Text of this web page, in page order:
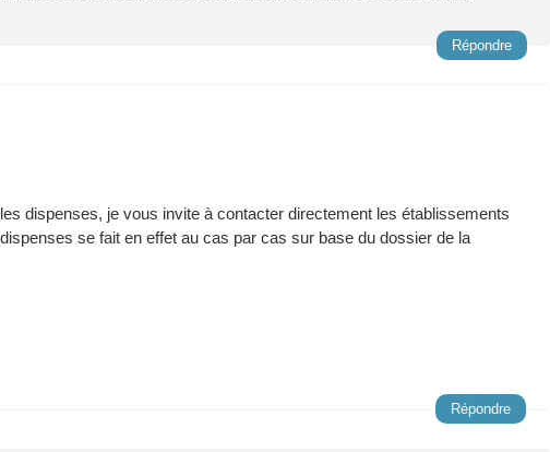
Répondre
dispenses, je vous invite à contacter directement les établissements
se fait en effet au cas par cas sur base du dossier de la
Répondre